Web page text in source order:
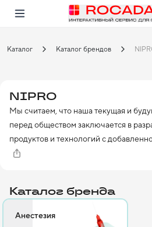
Открыть в приложении!
Каталог Каталог брендов
NIPRO
Мы считаем, что наша текущая и
перед обществом заключается в
продуктов и технологий с
улучшают результаты лечения
Каталог бренда
Анестезия